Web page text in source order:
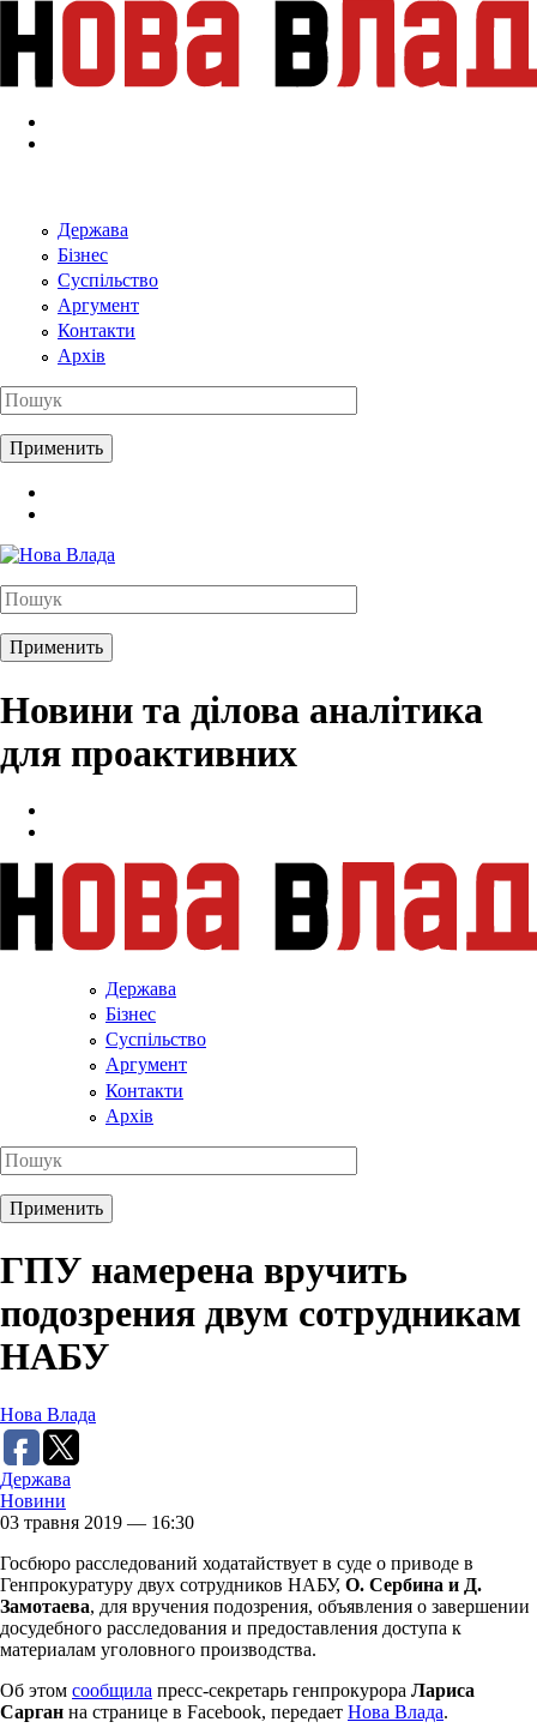
Перейти к основному содержанию
Держава
Бізнес
Суспільство
Аргумент
Контакти
Архів
Новини та ділова аналітика
для проактивних
Держава
Бізнес
Суспільство
Аргумент
Контакти
Архів
ГПУ намерена вручить
подозрения двум сотрудникам
НАБУ
Нова Влада
Держава
Новини
03 травня 2019 — 16:30
Госбюро расследований ходатайствует в суде о приводе в
Генпрокуратуру двух сотрудников НАБУ, О. Сербина и Д.
Замотаева, для вручения подозрения, объявления о завершении
досудебного расследования и предоставления доступа к
материалам уголовного производства.
Об этом сообщила пресс-секретарь генпрокурора Лариса
Сарган на странице в Facebook, передает Нова Влада.